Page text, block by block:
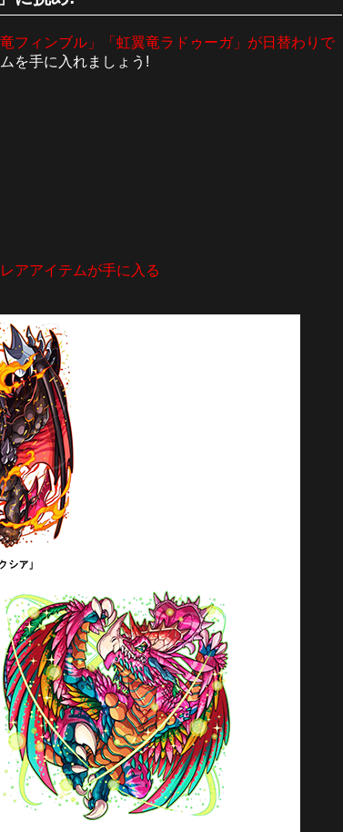
フィンブル」「虹翼竜ラドゥーガ」が日替わりで
を手に入れましょう!
アアイテムが手に入る